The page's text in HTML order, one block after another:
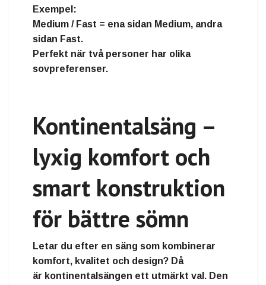
Exempel:
Medium / Fast = ena sidan Medium, andra
sidan Fast.
Perfekt när två personer har olika
sovpreferenser.
Kontinentalsäng –
lyxig komfort och
smart konstruktion
för bättre sömn
Letar du efter en säng som kombinerar
komfort, kvalitet och design? Då
är kontinentalsängen ett utmärkt val. Den